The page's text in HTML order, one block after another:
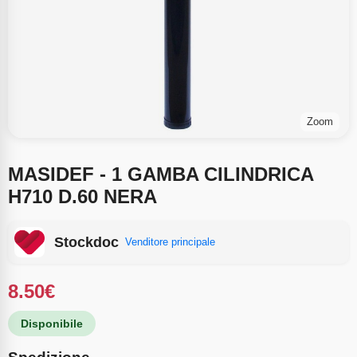
Zoom
MASIDEF - 1 GAMBA CILINDRICA
H710 D.60 NERA
Stockdoc Venditore principale
8.50€
Disponibile